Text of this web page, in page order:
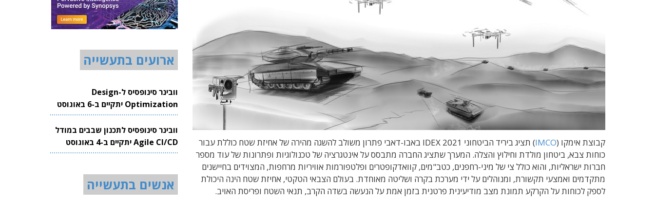
קבוצת אימקו (IMCO
) תציג ביריד הביטחוני IDEX 2021 באבו-דאבי פתרון משולב להשגה מהירה של אחיזת שטח כוללת עבור
כוחות צבא, ביטחון מולדת וחילוץ והצלה. המערך שתציג החברה מתבסס על אינטגרציה של טכנולוגיות ופתרונות של עוד מספר
חברות ישראליות, והוא כולל צי של מיני-רחפנים, כטב"מים, קוואדקופטרים ופלטפורמות אוויריות מרחפות, המצוידים בחיישנים
מתקדמים ואמצעי תקשורת, ומנוהלים על ידי מערכת בקרה ושליטה מאוחדת. בעולם הצבאי הטקטי, אחיזת שטח הינה היכולת
לספק לכוחות על הקרקע תמונת מצב מודיעינית פרטנית בזמן אמת על הנעשה בשדה הקרב, תנאי השטח ופריסת האויב.
ארועים בתעשייה
וובינר סינופסיס ל-Design
Optimization יתקיים ב-6 באוגוסט
2026
וובינר סינופסיס לתכנון שבבים במודל
Agile CI/CD יתקיים ב-4 באוגוסט
2026
אנשים בתעשייה